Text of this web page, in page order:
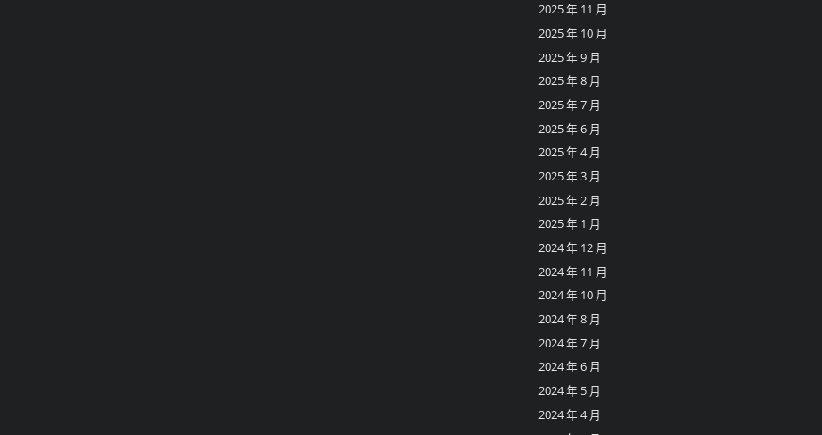
2025 年 11 月
2025 年 10 月
2025 年 9 月
2025 年 8 月
2025 年 7 月
2025 年 6 月
2025 年 4 月
2025 年 3 月
2025 年 2 月
2025 年 1 月
2024 年 12 月
2024 年 11 月
2024 年 10 月
2024 年 8 月
2024 年 7 月
2024 年 6 月
2024 年 5 月
2024 年 4 月